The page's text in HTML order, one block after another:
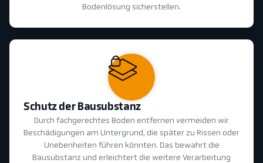
Bodenlösung sicherstellen.
Schutz der Bausubstanz
Durch fachgerechtes Boden entfernen vermeiden wir
Beschädigungen am Untergrund, die später zu Rissen oder
Unebenheiten führen könnten. Das bewahrt die
Bausubstanz und erleichtert die weitere Verarbeitung